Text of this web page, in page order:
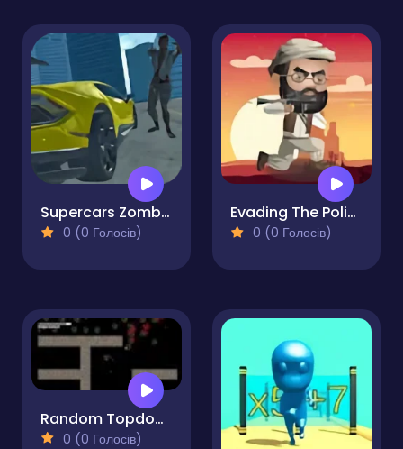
Supercars Zombie Driving 2
0 (0 Голосів)
Evading The Police
0 (0 Голосів)
Random Topdown Shooter
0 (0 Голосів)